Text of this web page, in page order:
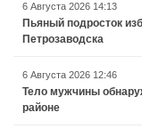
6 Августа 2026 14:13
Пьяный подросток
Петрозаводска
6 Августа 2026 12:46
Тело мужчины
районе